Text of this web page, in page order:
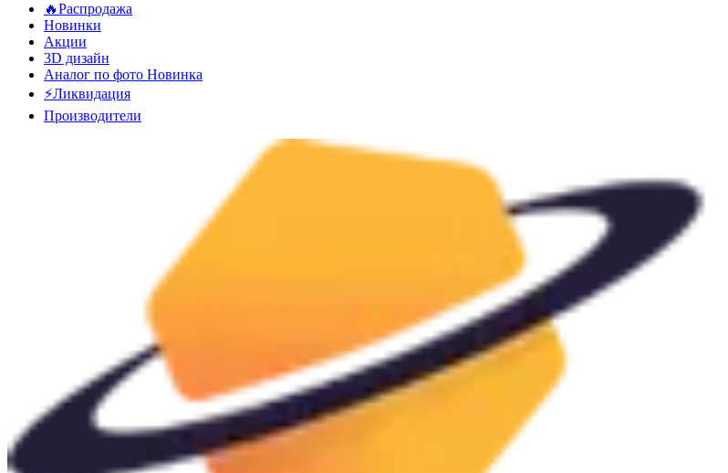
🔥Распродажа
Новинки
Акции
3D дизайн
Аналог по фото Новинка
⚡Ликвидация
Производители